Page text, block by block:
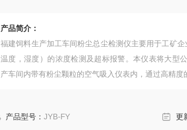
产品简介：
福建饲料生产加工车间粉尘总尘检测仪主要用于工矿
温度，湿度）的浓度检测及超标报警。本仪表将大型
产车间内带有粉尘颗粒的空气吸入仪表内，通过高精
产品型号：JYB-FY 更